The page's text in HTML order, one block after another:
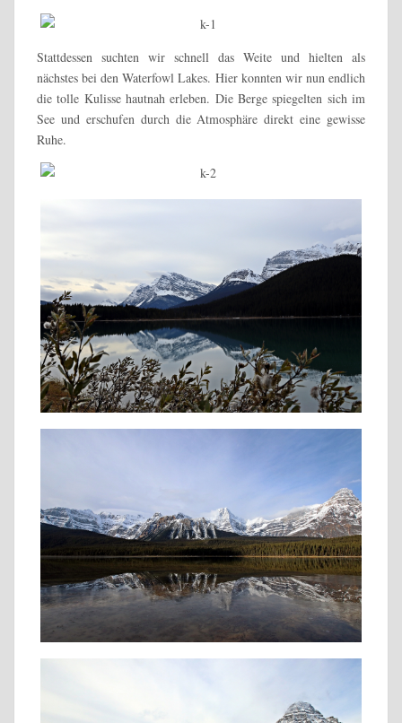
Stattdessen suchten wir schnell das Weite und hielten als
nächstes bei den Waterfowl Lakes. Hier konnten wir nun endlich
die tolle Kulisse hautnah erleben. Die Berge spiegelten sich im
See und erschufen durch die Atmosphäre direkt eine gewisse
Ruhe.